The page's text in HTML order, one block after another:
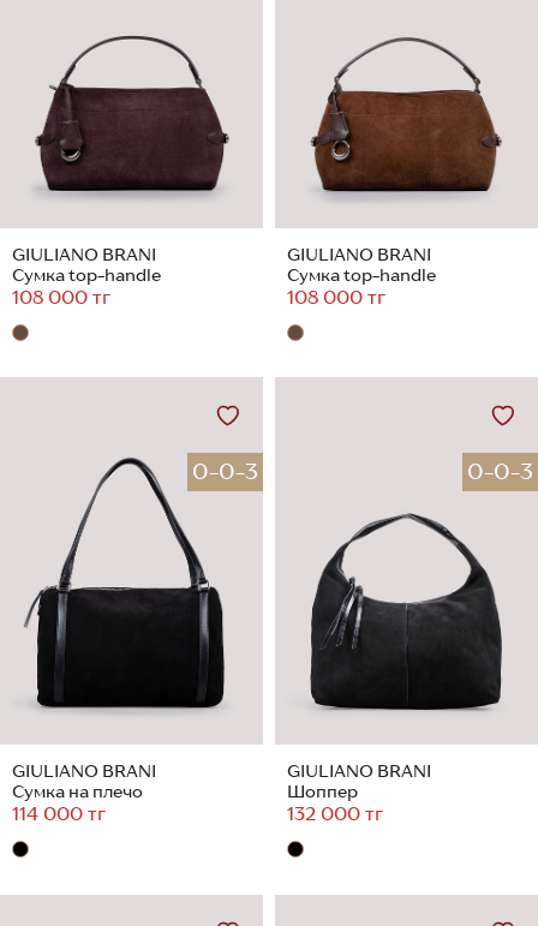
GIULIANO BRANI
Сумка top-handle
108 000 тг
GIULIANO BRANI
Сумка top-handle
108 000 тг
0-0-3
GIULIANO BRANI
Сумка на плечо
114 000 тг
0-0-3
GIULIANO BRANI
Шоппер
132 000 тг